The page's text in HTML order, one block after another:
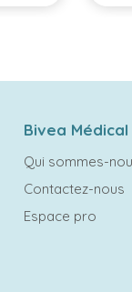
Bivea Médical
Qui sommes-
Contactez-nous
Espace pro